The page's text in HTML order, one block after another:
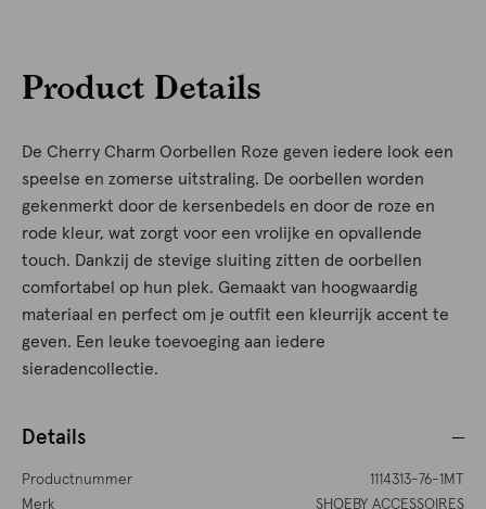
Product Details
De Cherry Charm Oorbellen Roze geven iedere look een
speelse en zomerse uitstraling. De oorbellen worden
gekenmerkt door de kersenbedels en door de roze en
rode kleur, wat zorgt voor een vrolijke en opvallende
touch. Dankzij de stevige sluiting zitten de oorbellen
comfortabel op hun plek. Gemaakt van hoogwaardig
materiaal en perfect om je outfit een kleurrijk accent te
geven. Een leuke toevoeging aan iedere
sieradencollectie.
Details
Productnummer
1114313-76-1MT
Merk
SHOEBY ACCESSOIRES